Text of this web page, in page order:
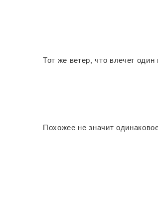
Тот же ветер, что влечет один
Похожее не значит